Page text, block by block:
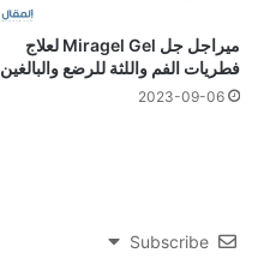
ميراجل جل Miragel Gel لعلاج
فطريات الفم واللثة للرضع والبالغين
2023-09-06
Subscribe